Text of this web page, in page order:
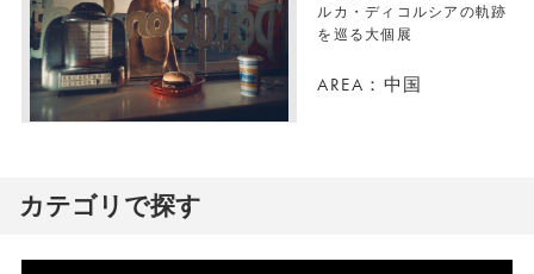
ルカ・ディコルシアの軌跡
を巡る大個展
AREA：中国
カテゴリで探す